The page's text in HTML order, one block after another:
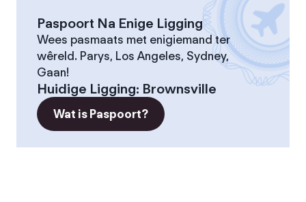
Paspoort Na Enige Ligging
Wees pasmaats met enigiemand ter
wêreld. Parys, Los Angeles, Sydney,
Gaan!
Huidige Ligging: Brownsville
Wat is Paspoort?